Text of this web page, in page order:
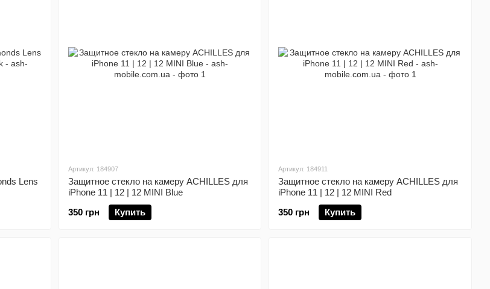
Lens
Артикул: 184907
Защитное стекло на камеру ACHILLES для
iPhone 11 | 12 | 12 MINI Blue
350 грн
Купить
Артикул: 184911
Защитное стекло на камеру ACHILLES для
iPhone 11 | 12 | 12 MINI Red
350 грн
Купить